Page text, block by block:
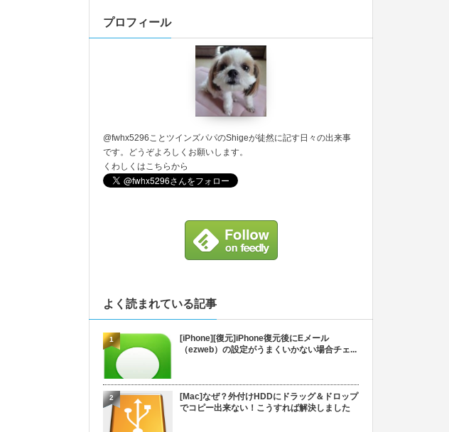
プロフィール
@fwhx5296ことツインズパパのShigeが徒然に記す日々の出来事
です。どうぞよろしくお願いします。
くわしくはこちらから
よく読まれている記事
[iPhone][復元]iPhone復元後にEメール
（ezweb）の設定がうまくいかない場合チェ...
1
[Mac]なぜ？外付けHDDにドラッグ＆ドロップ
でコピー出来ない！こうすれば解決しました
2